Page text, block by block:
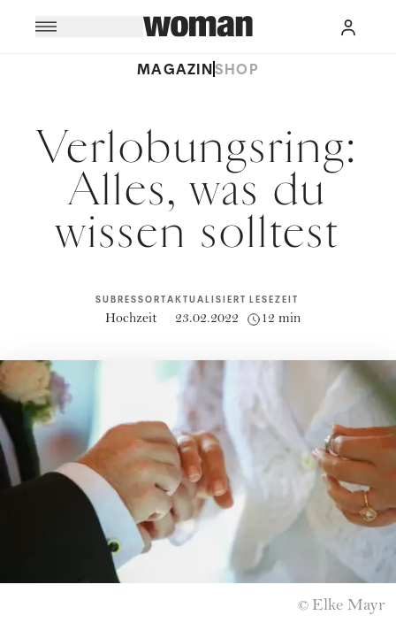
MAGAZINSHOP
Verlobungsring:
Alles, was du
wissen solltest
SUBRESSORT
Hochzeit
AKTUALISIERT
23.02.2022
LESEZEIT
12 min
© Elke Mayr